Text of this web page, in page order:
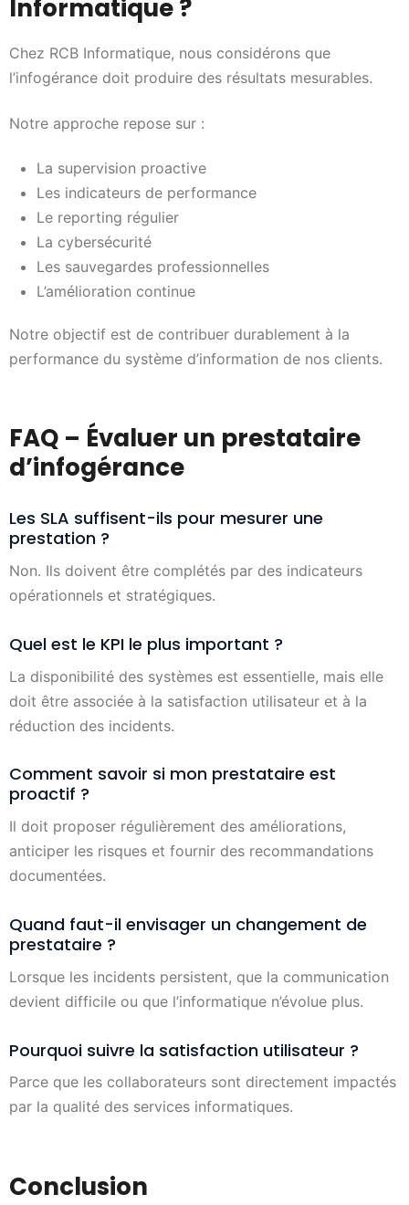
Informatique ?
Chez RCB Informatique, nous considérons que
l’infogérance doit produire des résultats mesurables.
Notre approche repose sur :
La supervision proactive
Les indicateurs de performance
Le reporting régulier
La cybersécurité
Les sauvegardes professionnelles
L’amélioration continue
Notre objectif est de contribuer durablement à la
performance du système d’information de nos clients.
FAQ – Évaluer un prestataire
d’infogérance
Les SLA suffisent-ils pour mesurer une
prestation ?
Non. Ils doivent être complétés par des indicateurs
opérationnels et stratégiques.
Quel est le KPI le plus important ?
La disponibilité des systèmes est essentielle, mais elle
doit être associée à la satisfaction utilisateur et à la
réduction des incidents.
Comment savoir si mon prestataire est
proactif ?
Il doit proposer régulièrement des améliorations,
anticiper les risques et fournir des recommandations
documentées.
Quand faut-il envisager un changement de
prestataire ?
Lorsque les incidents persistent, que la communication
devient difficile ou que l’informatique n’évolue plus.
Pourquoi suivre la satisfaction utilisateur ?
Parce que les collaborateurs sont directement impactés
par la qualité des services informatiques.
Conclusion